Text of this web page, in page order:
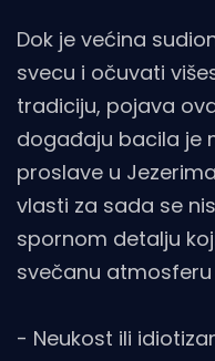
Dok je većina
svecu i očuvati
tradiciju, pojava
događaju bacila je
proslave u
vlasti za sada se
spornom detalju
svečanu atmosferu
- Neukost ili